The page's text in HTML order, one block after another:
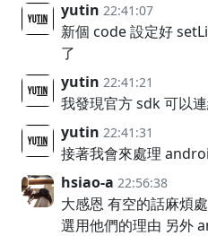
yutin 22:41:07
新個 code 設定好
了
yutin 22:41:21
我發現官方 sdk 可以
yutin 22:41:31
接著我會來處理
hsiao-a 22:56:38
大感恩 有空的話麻煩
選用他們的理由 另外